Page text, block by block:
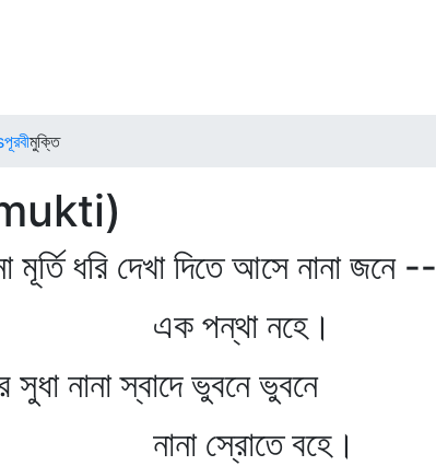
পূরবীমুক্তি
মূর্তি ধরি দেখা দিতে আসে নানা জনে --
পন্থা নহে।
সুধা নানা স্বাদে ভুবনে ভুবনে
স্রোতে বহে।